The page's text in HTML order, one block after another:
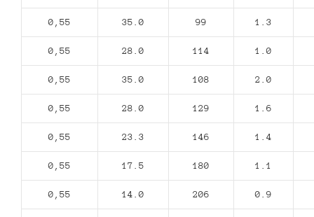
0,55 35.0 99 1.3
0,55 28.0 114 1.0
0,55 35.0 108 2.0
0,55 28.0 129 1.6
0,55 23.3 146 1.4
0,55 17.5 180 1.1
0,55 14.0 206 0.9